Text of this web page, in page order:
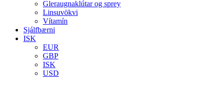
Gleraugnaklútar og sprey
Linsuvökvi
Vítamín
Sjálfbærni
ISK
EUR
GBP
ISK
USD